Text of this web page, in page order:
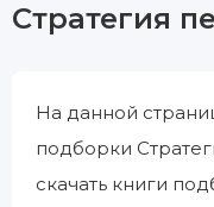
Стратегия
На данной
подборки
скачать книги